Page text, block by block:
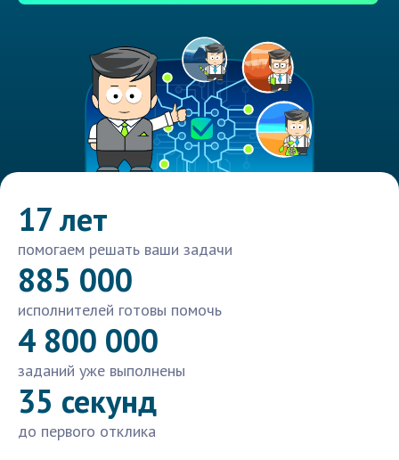
17 лет
помогаем решать ваши задачи
885 000
исполнителей готовы помочь
4 800 000
заданий уже выполнены
35 секунд
до первого отклика